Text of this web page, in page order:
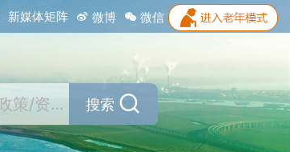
新媒体矩阵 微博 微信
搜索